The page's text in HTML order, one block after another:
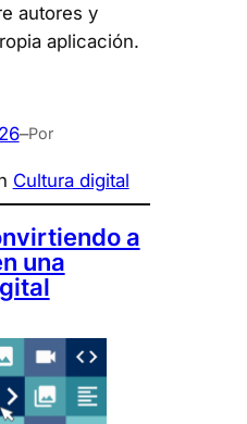
autores y
aplicación.
–Por
Cultura digital
a
una